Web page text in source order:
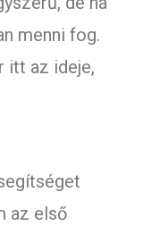
menni fog.
itt az ideje,
az első